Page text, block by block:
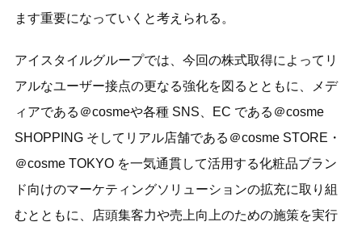
ます重要になっていくと考えられる。
アイスタイルグループでは、今回の株式取得によってリ
アルなユーザー接点の更なる強化を図るとともに、メデ
ィアである＠cosmeや各種 SNS、EC である＠cosme
SHOPPING そしてリアル店舗である＠cosme STORE・
＠cosme TOKYO を一気通貫して活用する化粧品ブラン
ド向けのマーケティングソリューションの拡充に取り組
むとともに、店頭集客力や売上向上のための施策を実行